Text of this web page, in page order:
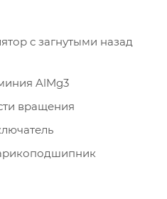
с загнутыми назад
AlMg3
вращения